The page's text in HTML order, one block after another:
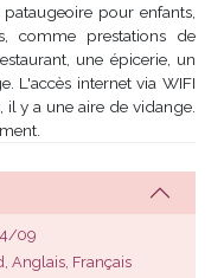
pour enfants,
comme prestations de
une épicerie, un
L'accès internet via WIFI
y a une aire de vidange.
09
Anglais, Français